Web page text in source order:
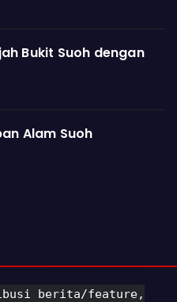
Bukit Suoh dengan
Alam Suoh
berita/feature,